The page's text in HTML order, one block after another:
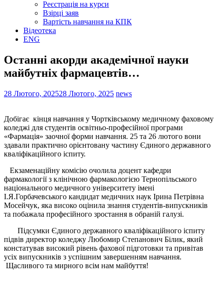
Реєстрація на курси
Взірці заяв
Вартість навчання на КПК
Відеотека
ENG
Останні акорди академічної науки
майбутніх фармацевтів…
28 Лютого, 202528 Лютого, 2025 news
Добігає кінця навчання у Чортківському медичному фаховому
коледжі для студентів освітньо-професійної програми
«Фармація» заочної форми навчання. 25 та 26 лютого вони
здавали практично орієнтовану частину Єдиного державного
кваліфікаційного іспиту.
Екзаменаційну комісію очолила доцент кафедри
фармакології з клінічною фармакологією Тернопільського
національного медичного університету імені
І.Я.Горбачевського кандидат медичних наук Ірина Петрівна
Мосейчук, яка високо оцінила знання студентів-випускників
та побажала професійного зростання в обраній галузі.
Підсумки Єдиного державного кваліфікаційного іспиту
підвів директор коледжу Любомир Степанович Білик, який
констатував високий рівень фахової підготовки та привітав
усіх випускників з успішним завершенням навчання.
Щасливого та мирного всім нам майбуття!